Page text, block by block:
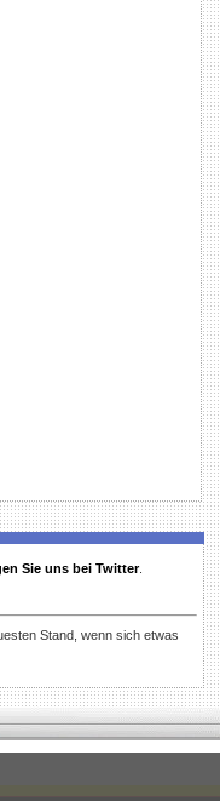
Sie uns bei Twitter.
Stand, wenn sich etwas